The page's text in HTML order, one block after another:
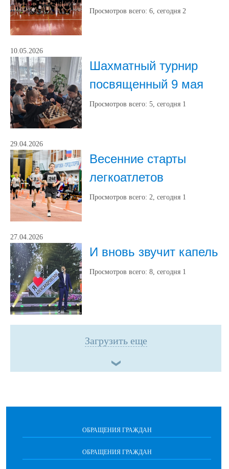
Просмотров всего: 6, сегодня 2
10.05.2026
Шахматный турнир
посвященный 9 мая
Просмотров всего: 5, сегодня 1
29.04.2026
Весенние старты
легкоатлетов
Просмотров всего: 2, сегодня 1
27.04.2026
И вновь звучит капель
Просмотров всего: 8, сегодня 1
Загрузить еще
ОБРАЩЕНИЯ ГРАЖДАН
ОБРАЩЕНИЯ ГРАЖДАН